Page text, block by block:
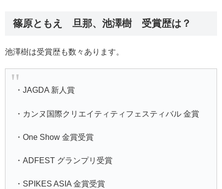
篠原ともえ 旦那、池澤樹 受賞歴は？
池澤樹は受賞歴も数々あります。
・JAGDA 新人賞
・カンヌ国際クリエイティティフェスティバル 金賞
・One Show 金賞受賞
・ADFEST グランプリ受賞
・SPIKES ASIA 金賞受賞